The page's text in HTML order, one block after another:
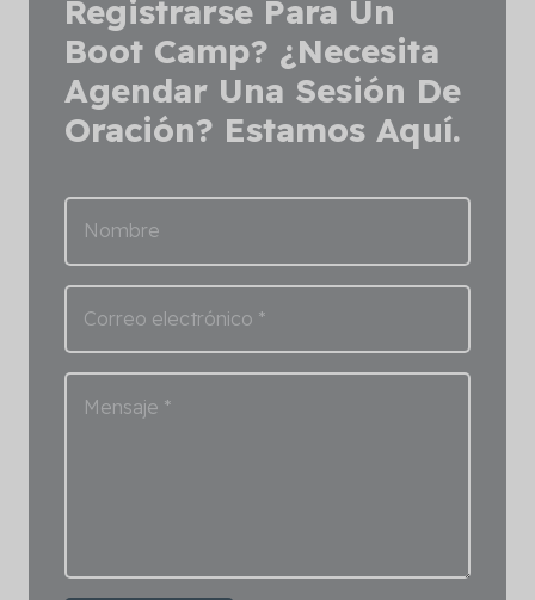
Registrarse Para Un
Boot Camp? ¿Necesita
Agendar Una Sesión De
Oración? Estamos Aquí.